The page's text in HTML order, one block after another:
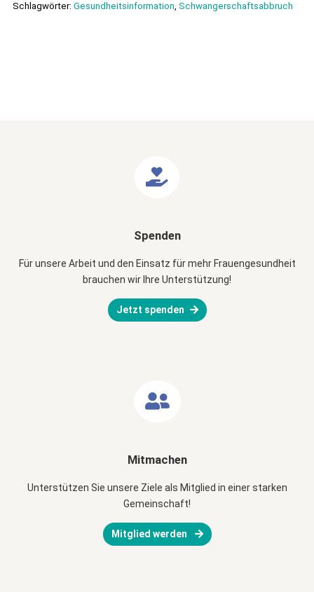
Schlagwörter: Gesundheitsinformation, Schwangerschaftsabbruch
Spenden
Für unsere Arbeit und den Einsatz für mehr Frauengesundheit
brauchen wir Ihre Unterstützung!
Jetzt spenden
Mitmachen
Unterstützen Sie unsere Ziele als Mitglied in einer starken
Gemeinschaft!
Mitglied werden